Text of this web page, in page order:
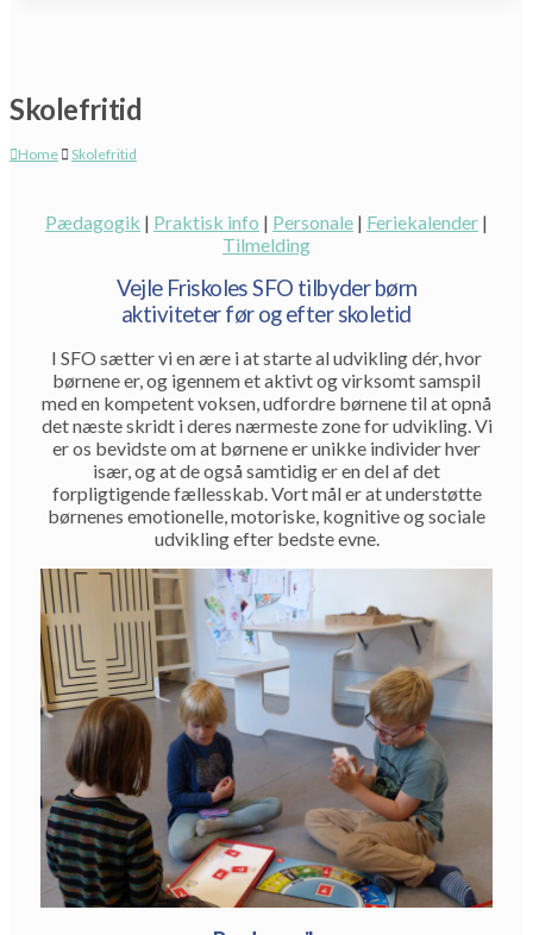
Skolefritid
Home Skolefritid
Pædagogik | Praktisk info | Personale | Feriekalender |
Tilmelding
Vejle Friskoles SFO tilbyder børn
aktiviteter før og efter skoletid
I SFO sætter vi en ære i at starte al udvikling dér, hvor
børnene er, og igennem et aktivt og virksomt samspil
med en kompetent voksen, udfordre børnene til at opnå
det næste skridt i deres nærmeste zone for udvikling. Vi
er os bevidste om at børnene er unikke individer hver
især, og at de også samtidig er en del af det
forpligtigende fællesskab. Vort mål er at understøtte
børnenes emotionelle, motoriske, kognitive og sociale
udvikling efter bedste evne.